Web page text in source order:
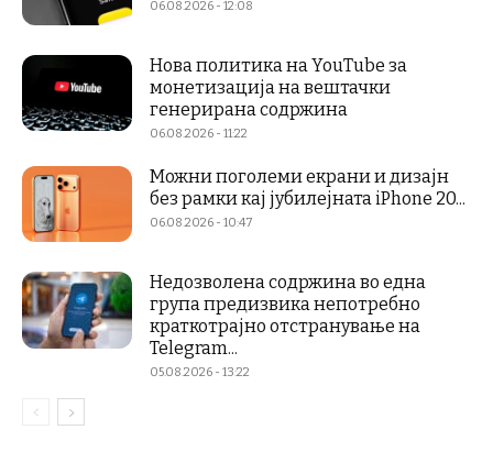
06.08.2026 - 12:08
Нова политика на YouTube за
монетизација на вештачки
генерирана содржина
06.08.2026 - 11:22
Можни поголеми екрани и дизајн
без рамки кај јубилејната iPhone 20...
06.08.2026 - 10:47
Недозволена содржина во една
група предизвика непотребно
краткотрајно отстранување на
Telegram...
05.08.2026 - 13:22